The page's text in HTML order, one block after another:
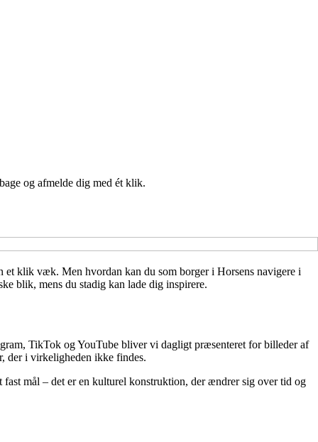
og afmelde dig med ét klik.
et klik væk. Men hvordan kan du som borger i Horsens navigere i
blik, mens du stadig kan lade dig inspirere.
TikTok og YouTube bliver vi dagligt præsenteret for billeder af
der i virkeligheden ikke findes.
mål – det er en kulturel konstruktion, der ændrer sig over tid og